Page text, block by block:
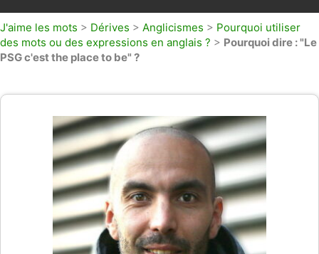
J'aime les mots > Dérives > Anglicismes > Pourquoi utiliser
des mots ou des expressions en anglais ? > Pourquoi dire : "Le
PSG c'est the place to be" ?